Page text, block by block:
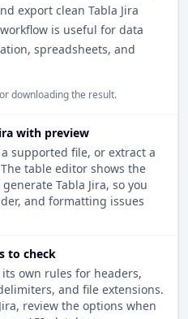
export clean Tabla Jira
is useful for data
spreadsheets, and
downloading the result.
with preview
supported file, or extract a
table editor shows the
Tabla Jira, so you
and formatting issues
to check
own rules for headers,
and file extensions.
review the options when